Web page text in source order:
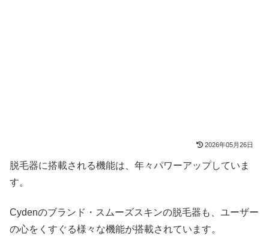
2026年05月26日
脱毛器に搭載される機能は、年々パワーアップしていま
す。
Cydenのブランド・スムーズスキンの脱毛器も、ユーザー
の心をくすぐる様々な機能が搭載されています。